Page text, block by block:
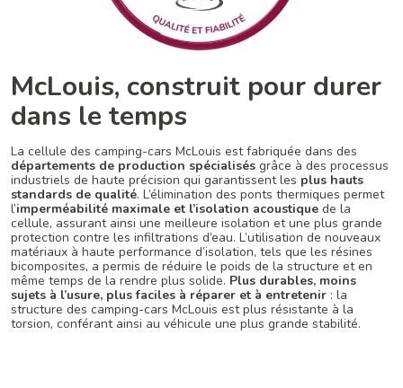
McLouis, construit pour durer
dans le temps
La cellule des camping-cars McLouis est fabriquée dans des
départements de production spécialisés grâce à des processus
industriels de haute précision qui garantissent les plus hauts
standards de qualité. L’élimination des ponts thermiques permet
l’imperméabilité maximale et l’isolation acoustique de la
cellule, assurant ainsi une meilleure isolation et une plus grande
protection contre les infiltrations d’eau. L’utilisation de nouveaux
matériaux à haute performance d’isolation, tels que les résines
bicomposites, a permis de réduire le poids de la structure et en
même temps de la rendre plus solide. Plus durables, moins
sujets à l’usure, plus faciles à réparer et à entretenir : la
structure des camping-cars McLouis est plus résistante à la
torsion, conférant ainsi au véhicule une plus grande stabilité.